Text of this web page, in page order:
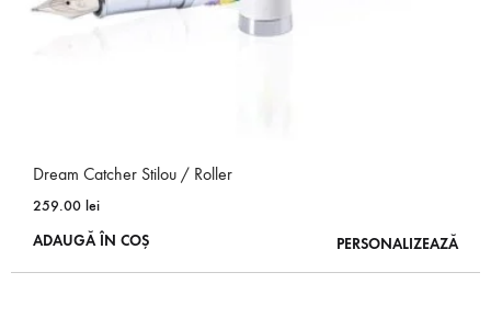
Dream Catcher Stilou / Roller
259.00 lei
ADAUGĂ ÎN COȘ
PERSONALIZEAZĂ